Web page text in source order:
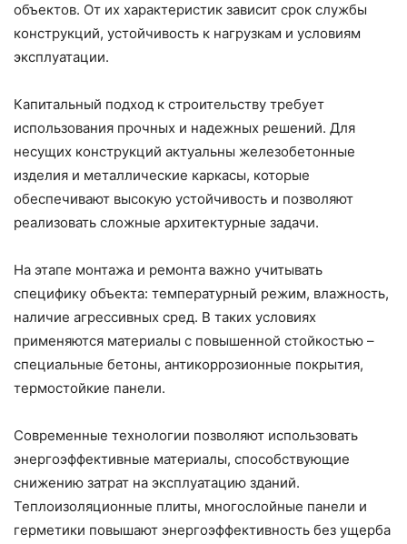
объектов. От их характеристик зависит срок службы
конструкций, устойчивость к нагрузкам и условиям
эксплуатации.
Капитальный подход к строительству требует
использования прочных и надежных решений. Для
несущих конструкций актуальны железобетонные
изделия и металлические каркасы, которые
обеспечивают высокую устойчивость и позволяют
реализовать сложные архитектурные задачи.
На этапе монтажа и ремонта важно учитывать
специфику объекта: температурный режим, влажность,
наличие агрессивных сред. В таких условиях
применяются материалы с повышенной стойкостью –
специальные бетоны, антикоррозионные покрытия,
термостойкие панели.
Современные технологии позволяют использовать
энергоэффективные материалы, способствующие
снижению затрат на эксплуатацию зданий.
Теплоизоляционные плиты, многослойные панели и
герметики повышают энергоэффективность без ущерба